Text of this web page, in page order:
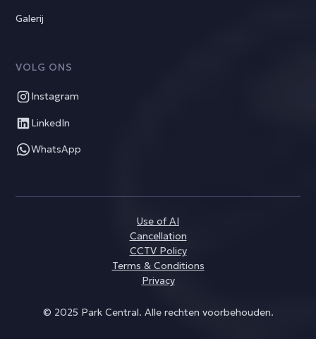
Galerij
VOLG ONS
Instagram
LinkedIn
WhatsApp
© 2025 Park Central. Alle rechten voorbehouden.
Use of AI
Cancellation
CCTV Policy
Terms & Conditions
Privacy